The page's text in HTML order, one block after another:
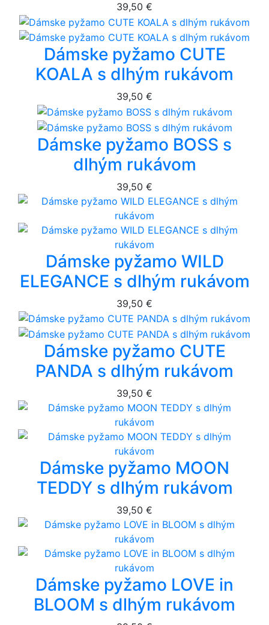
39,50 €
Dámske pyžamo CUTE
KOALA s dlhým rukávom
39,50 €
Dámske pyžamo BOSS s
dlhým rukávom
39,50 €
Dámske pyžamo WILD
ELEGANCE s dlhým rukávom
39,50 €
Dámske pyžamo CUTE
PANDA s dlhým rukávom
39,50 €
Dámske pyžamo MOON
TEDDY s dlhým rukávom
39,50 €
Dámske pyžamo LOVE in
BLOOM s dlhým rukávom